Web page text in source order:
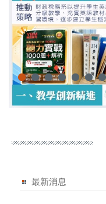
最新消息